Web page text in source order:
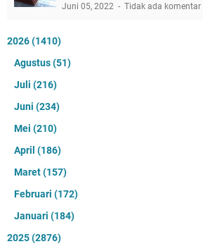
Juni 05, 2022 Tidak ada komentar
2026(1410)
Agustus(51)
Juli (216)
Juni (234)
Mei (210)
April (186)
Maret(157)
Februari (172)
Januari (184)
2025(2876)